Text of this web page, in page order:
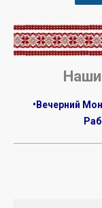
.
•Вечерний